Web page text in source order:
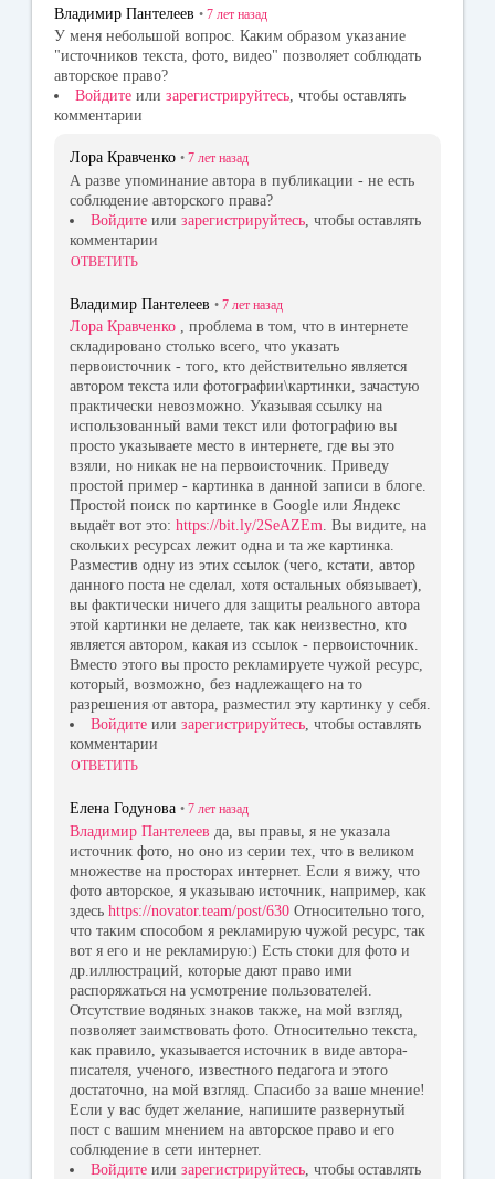
Владимир Пантелеев • 7 лет назад
У меня небольшой вопрос. Каким образом указание
"источников текста, фото, видео" позволяет соблюдать
авторское право?
Войдите или зарегистрируйтесь, чтобы оставлять
комментарии
Лора Кравченко • 7 лет назад
А разве упоминание автора в публикации - не есть
соблюдение авторского права?
Войдите или зарегистрируйтесь , чтобы оставлять
комментарии
ОТВЕТИТЬ
Владимир Пантелеев • 7 лет назад
Лора Кравченко , проблема в том, что в интернете
складировано столько всего, что указать
первоисточник - того, кто действительно является
автором текста или фотографии\картинки, зачастую
практически невозможно. Указывая ссылку на
использованный вами текст или фотографию вы
просто указываете место в интернете, где вы это
взяли, но никак не на первоисточник. Приведу
простой пример - картинка в данной записи в блоге.
Простой поиск по картинке в Google или Яндекс
выдаёт вот это: https://bit.ly/2SeAZEm. Вы видите, на
скольких ресурсах лежит одна и та же картинка.
Разместив одну из этих ссылок (чего, кстати, автор
данного поста не сделал, хотя остальных обязывает),
вы фактически ничего для защиты реального автора
этой картинки не делаете, так как неизвестно, кто
является автором, какая из ссылок - первоисточник.
Вместо этого вы просто рекламируете чужой ресурс,
который, возможно, без надлежащего на то
разрешения от автора, разместил эту картинку у себя.
Войдите или зарегистрируйтесь, чтобы оставлять
комментарии
ОТВЕТИТЬ
Елена Годунова • 7 лет назад
Владимир Пантелеев да, вы правы, я не указала
источник фото, но оно из серии тех, что в великом
множестве на просторах интернет. Если я вижу, что
фото авторское, я указываю источник, например, как
здесь https://novator.team/post/630 Относительно того,
что таким способом я рекламирую чужой ресурс, так
вот я его и не рекламирую:) Есть стоки для фото и
др.иллюстраций, которые дают право ими
распоряжаться на усмотрение пользователей.
Отсутствие водяных знаков также, на мой взгляд,
позволяет заимствовать фото. Относительно текста,
как правило, указывается источник в виде автора-
писателя, ученого, известного педагога и этого
достаточно, на мой взгляд. Спасибо за ваше мнение!
Если у вас будет желание, напишите развернутый
пост с вашим мнением на авторское право и его
соблюдение в сети интернет.
Войдите или зарегистрируйтесь , чтобы оставлять